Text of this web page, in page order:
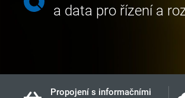
a data pro řízení a
Propojení s informačními